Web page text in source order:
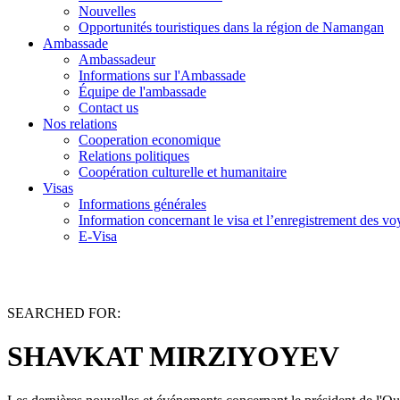
Nouvelles
Opportunités touristiques dans la région de Namangan
Ambassade
Ambassadeur
Informations sur l'Ambassade
Équipe de l'ambassade
Contact us
Nos relations
Cooperation economique
Relations politiques
Coopération culturelle et humanitaire
Visas
Informations générales
Information concernant le visa et l’enregistrement des
E-Visa
SEARCHED FOR:
SHAVKAT MIRZIYOYEV